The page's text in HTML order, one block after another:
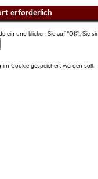
erforderlich
ein und klicken Sie auf "OK". Sie
Cookie gespeichert werden soll.